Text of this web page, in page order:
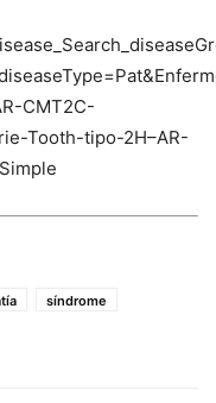
CMT2C-
Tooth-tipo-2H–AR-
síndrome